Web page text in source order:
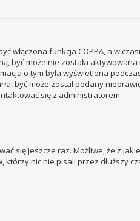
włączona funkcja COPPA, a w
być może nie została
o tym była wyświetlona
być może został podany
się z administratorem.
się jeszcze raz. Możliwe, że z
nic nie pisali przez dłuższy